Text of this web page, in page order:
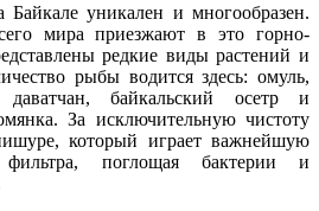
уникален и многообразен.
мира приезжают в это горно-
редкие виды растений и
рыбы водится здесь: омуль,
байкальский осетр и
За исключительную чистоту
который играет важнейшую
фильтра, поглощая бактерии и